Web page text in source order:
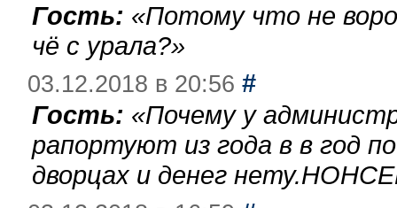
Гость: «Потому что не
чё с урала?»
03.12.2018 в 20:56 #
Гость: «Почему у
рапортуют из года в в год
дворцах и денег